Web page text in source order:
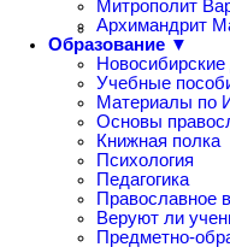
Митрополит
Архимандрит
Образование ▼
Учебные
Материалы по
Основы
Книжная полка
Психология
Педагогика
Православное
Веруют ли
Предметно-